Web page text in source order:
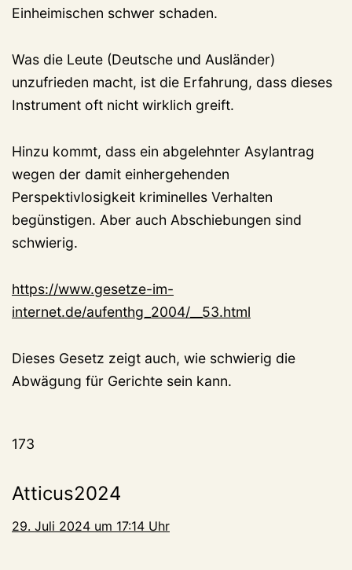
Einheimischen schwer schaden.
Was die Leute (Deutsche und Ausländer)
unzufrieden macht, ist die Erfahrung, dass dieses
Instrument oft nicht wirklich greift.
Hinzu kommt, dass ein abgelehnter Asylantrag
wegen der damit einhergehenden
Perspektivlosigkeit kriminelles Verhalten
begünstigen. Aber auch Abschiebungen sind
schwierig.
https://www.gesetze-im-
internet.de/aufenthg_2004/__53.html
Dieses Gesetz zeigt auch, wie schwierig die
Abwägung für Gerichte sein kann.
173
Atticus2024
29. Juli 2024 um 17:14 Uhr